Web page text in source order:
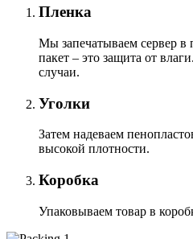
Пленка
Мы запечатываем сервер
пакет – это защита от
случаи.
Уголки
Затем надеваем
высокой плотности.
Коробка
Упаковываем товар в